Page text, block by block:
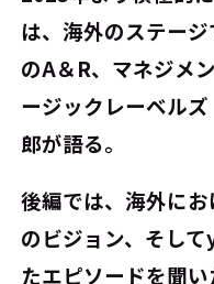
は、海外のステー
のA＆R、マネジメ
ージックレーベル
郎が語る。
後編では、海外に
のビジョン、そし
たエピソードを聞い